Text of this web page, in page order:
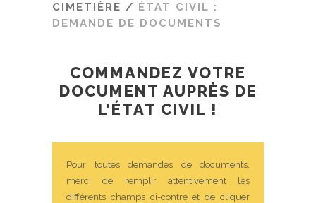
CIMETIÈRE / ÉTAT CIVIL :
DEMANDE DE DOCUMENTS
COMMANDEZ VOTRE
DOCUMENT AUPRÈS DE
L’ÉTAT CIVIL !
Pour toutes demandes de documents,
merci de remplir attentivement les
différents champs ci-contre et de cliquer